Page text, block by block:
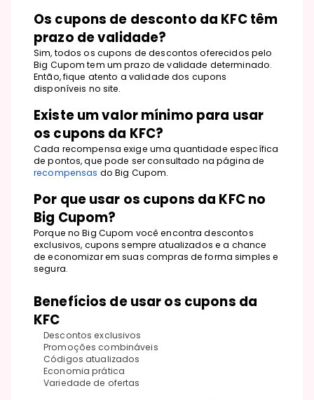
Os cupons de desconto da KFC têm
prazo de validade?
Sim, todos os cupons de descontos oferecidos pelo
Big Cupom tem um prazo de validade determinado.
Então, fique atento a validade dos cupons
disponíveis no site.
Existe um valor mínimo para usar
os cupons da KFC?
Cada recompensa exige uma quantidade específica
de pontos, que pode ser consultado na página de
recompensas do Big Cupom.
Por que usar os cupons da KFC no
Big Cupom?
Porque no Big Cupom você encontra descontos
exclusivos, cupons sempre atualizados e a chance
de economizar em suas compras de forma simples e
segura.
Benefícios de usar os cupons da
KFC
Descontos exclusivos
Promoções combináveis
Códigos atualizados
Economia prática
Variedade de ofertas